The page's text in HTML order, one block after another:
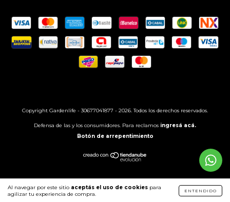
Al navegar por este sitio aceptás el uso de cookies para
agilizar tu experiencia de compra.
ENTENDIDO
Copyright Gardenlife - 30677041877 - 2026. Todos los derechos reservados.
Defensa de las y los consumidores. Para reclamos ingresá acá.
Botón de arrepentimiento